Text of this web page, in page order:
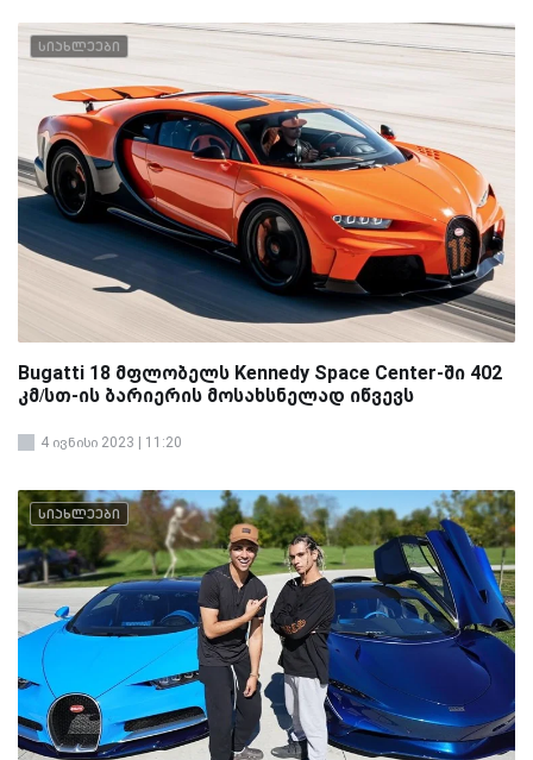
სიახლეები
Bugatti 18 მფლობელს Kennedy Space Center-ში 402
კმ/სთ-ის ბარიერის მოსახსნელად იწვევს
4 ივნისი 2023 | 11:20
სიახლეები